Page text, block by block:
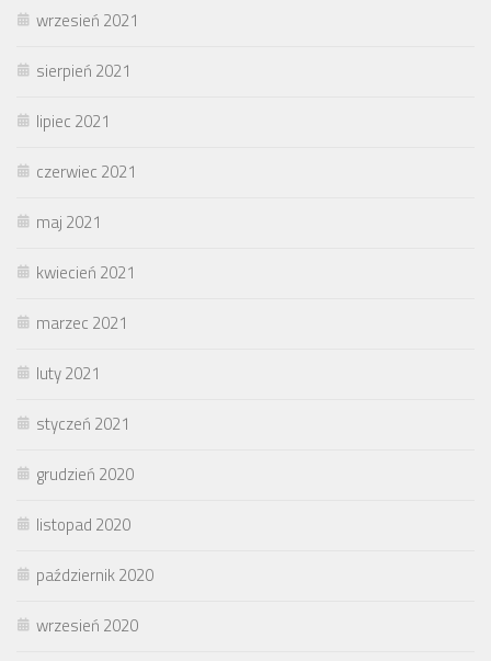
wrzesień 2021
sierpień 2021
lipiec 2021
czerwiec 2021
maj 2021
kwiecień 2021
marzec 2021
luty 2021
styczeń 2021
grudzień 2020
listopad 2020
październik 2020
wrzesień 2020